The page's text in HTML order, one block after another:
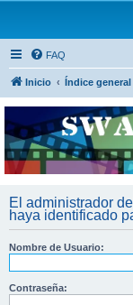
FAQ
Inicio Índice general
El administrador
haya identificado
Nombre de Usuario:
Contraseña: